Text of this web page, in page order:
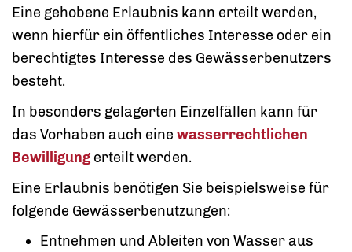
Eine gehobene Erlaubnis kann erteilt werden,
wenn hierfür ein öffentliches Interesse oder ein
berechtigtes Interesse des Gewässerbenutzers
besteht.
In besonders gelagerten Einzelfällen kann für
das Vorhaben auch eine wasserrechtlichen
Bewilligung erteilt werden.
Eine Erlaubnis benötigen Sie beispielsweise für
folgende Gewässerbenutzungen:
Entnehmen und Ableiten von Wasser aus